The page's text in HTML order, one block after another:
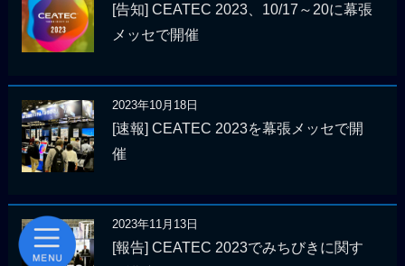
[告知] CEATEC 2023、10/17～20に幕張
メッセで開催
2023年10月18日
[速報] CEATEC 2023を幕張メッセで開
催
2023年11月13日
[報告] CEATEC 2023でみちびきに関す